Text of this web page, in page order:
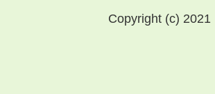
Copyright (c)